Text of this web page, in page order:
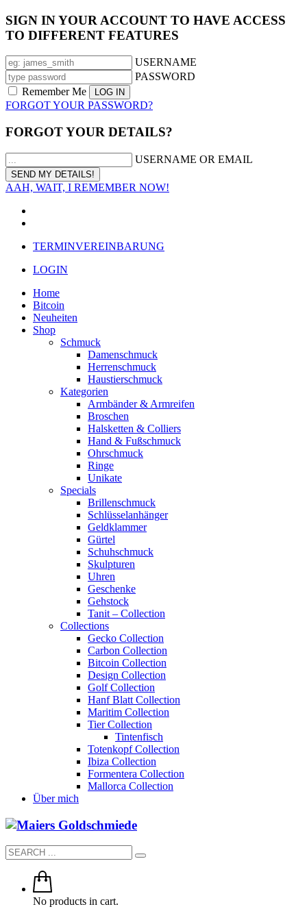
SIGN IN YOUR ACCOUNT TO HAVE ACCESS
TO DIFFERENT FEATURES
USERNAME
PASSWORD
Remember Me
FORGOT YOUR PASSWORD?
FORGOT YOUR DETAILS?
USERNAME OR EMAIL
AAH, WAIT, I REMEMBER NOW!
TERMINVEREINBARUNG
LOGIN
Home
Bitcoin
Neuheiten
Shop
Schmuck
Damenschmuck
Herrenschmuck
Haustierschmuck
Kategorien
Armbänder & Armreifen
Broschen
Halsketten & Colliers
Hand & Fußschmuck
Ohrschmuck
Ringe
Unikate
Specials
Brillenschmuck
Schlüsselanhänger
Geldklammer
Gürtel
Schuhschmuck
Skulpturen
Uhren
Geschenke
Gehstock
Tanit – Collection
Collections
Gecko Collection
Carbon Collection
Bitcoin Collection
Design Collection
Golf Collection
Hanf Blatt Collection
Maritim Collection
Tier Collection
Tintenfisch
Totenkopf Collection
Ibiza Collection
Formentera Collection
Mallorca Collection
Über mich
No products in cart.